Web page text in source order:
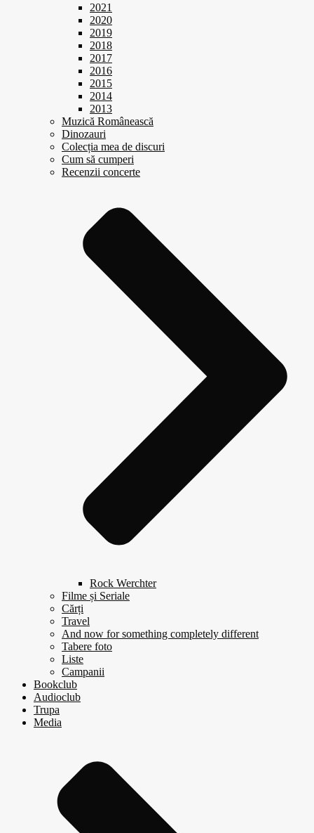
2021
2020
2019
2018
2017
2016
2015
2014
2013
Muzică Românească
Dinozauri
Colecția mea de discuri
Cum să cumperi
Recenzii concerte
Rock Werchter
Filme și Seriale
Cărți
Travel
And now for something completely different
Tabere foto
Liste
Campanii
Bookclub
Audioclub
Trupa
Media